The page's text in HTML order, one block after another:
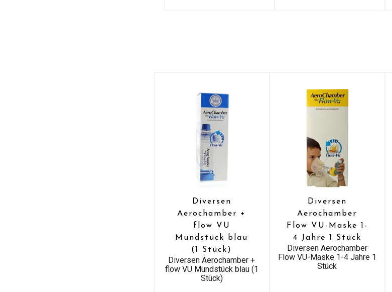
Diversen
Aerochamber +
flow VU
Mundstück blau
(1 Stück)
Diversen Aerochamber +
flow VU Mundstück blau (1
Stück)
Diversen
Aerochamber
Flow VU-Maske 1-
4 Jahre 1 Stück
Diversen Aerochamber
Flow VU-Maske 1-4 Jahre 1
Stück